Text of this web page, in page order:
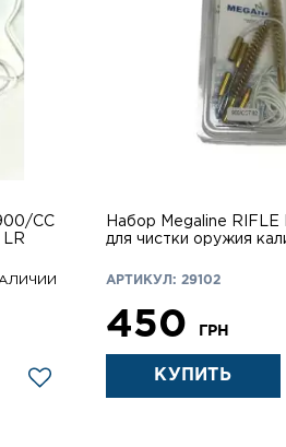
СС
LR
Набор Megaline
для чистки оружия
АРТИКУЛ: 29102
450 ГРН
КУПИТЬ